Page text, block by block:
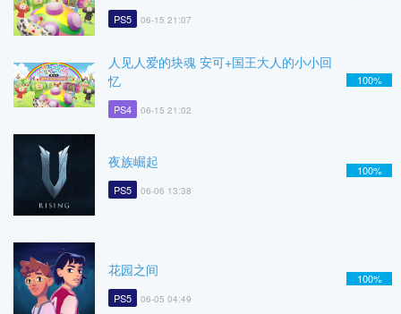
PS5 06-15 21:07
人见人爱的块魂 安可+国王大人的小小回
忆
PS4 06-15 21:02
100%
夜族崛起
PS5 06-06 13:38
100%
花园之间
PS5 06-05 04:49
100%